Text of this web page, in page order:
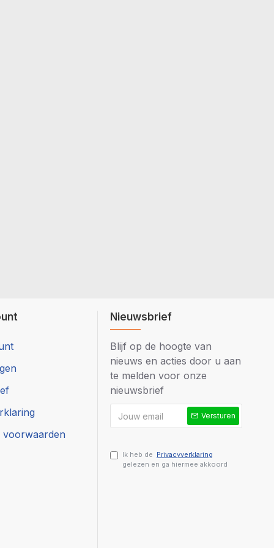
optimaal.
voorwaarden
Nieuwsbrief
Blijf op de hoogte van
nieuws en acties door u aan
te melden voor onze
nieuwsbrief
Versturen
Ik heb de Privacyverklaring
gelezen en ga hiermee akkoord